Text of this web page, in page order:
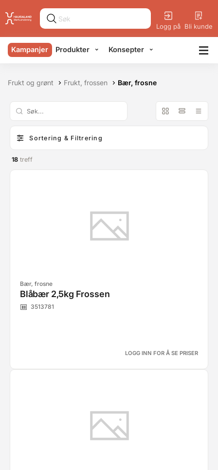
Logg på Bli kunde
Kampanjer Produkter Konsepter
Frukt og grønt Frukt, frossen Bær, frosne
Sortering & Filtrering
18 treff
Bær, frosne
Blåbær 2,5kg Frossen
3513781
LOGG INN FOR Å SE PRISER